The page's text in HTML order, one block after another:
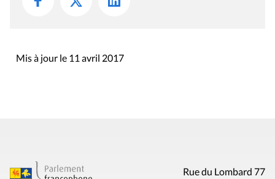
Mis à jour le 11 avril 2017
Rue du Lombard 77